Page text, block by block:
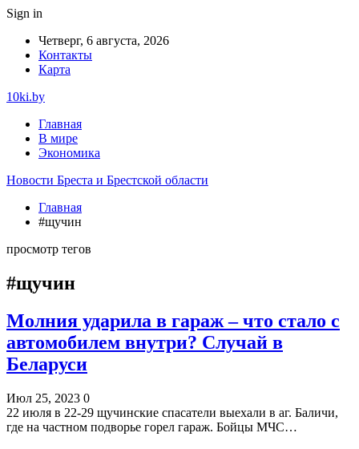
Sign in
Четверг, 6 августа, 2026
Контакты
Карта
10ki.by
Главная
В мире
Экономика
Новости Бреста и Брестской области
Главная
#щучин
просмотр тегов
#щучин
Молния ударила в гараж – что стало с
автомобилем внутри? Случай в
Беларуси
Июл 25, 2023 0
22 июля в 22-29 щучинские спасатели выехали в аг. Баличи,
где на частном подворье горел гараж. Бойцы МЧС…